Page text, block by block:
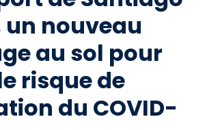
un nouveau
au sol pour
risque de
du COVID-